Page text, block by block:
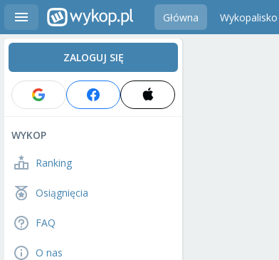
Główna Wykopalisko
ZALOGUJ SIĘ
WYKOP
Ranking
Osiągnięcia
FAQ
O nas